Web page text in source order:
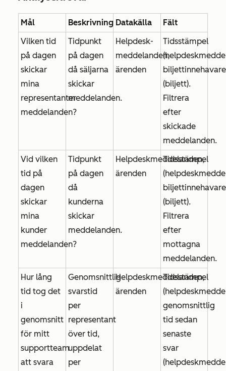
Mål Beskrivning Datakälla
Fält
Vilken tid
på dagen
skickar
mina
representanter
meddelanden?
Tidpunkt
på dagen
då säljarna
skickar
meddelanden.
Helpdesk-
meddelanden,
ärenden
Tidsstämpel
biljettinnehavare
(biljett).
Filtrera
efter
skickade
meddelanden.
Vid vilken
tid på
dagen
skickar
mina
kunder
meddelanden?
Tidpunkt
på dagen
då
kunderna
skickar
meddelanden.
Helpdeskmeddelanden,
ärenden
Tidsstämpel
biljettinnehavare
(biljett).
Filtrera
efter
mottagna
meddelanden.
Hur lång
tid tog det
i
genomsnitt
för mitt
supportteam
att svara
Genomsnittlig
svarstid
per
representant
över tid,
uppdelat
per
Helpdeskmeddelanden,
ärenden
Tidsstämpel
genomsnittlig
tid sedan
senaste
svar